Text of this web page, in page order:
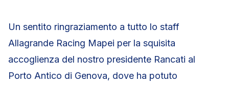
Un sentito ringraziamento a tutto lo staff
Allagrande Racing Mapei per la squisita
accoglienza del nostro presidente Rancati al
Porto Antico di Genova, dove ha potuto